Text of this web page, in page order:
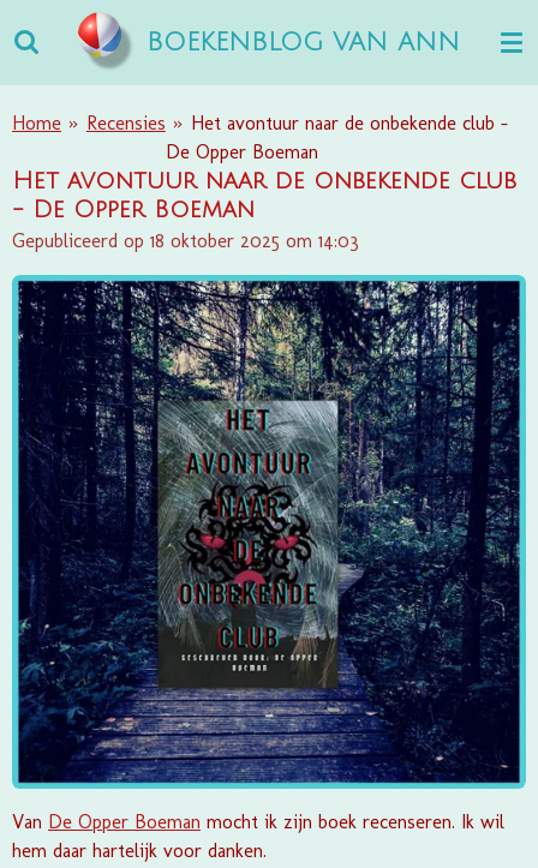
direct
naar
de
BOEKENBLOG VAN ANN
Home » Recensies » Het avontuur naar de onbekende club -
De Opper Boeman
Het avontuur naar de onbekende club
- De Opper Boeman
Gepubliceerd op 18 oktober 2025 om 14:03
Van De Opper Boeman mocht ik zijn boek recenseren. Ik wil
hem daar hartelijk voor danken.